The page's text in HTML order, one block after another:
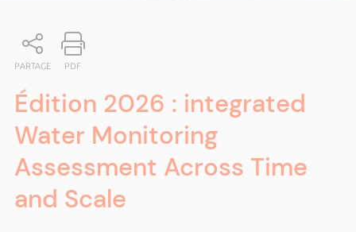
PARTAGE PDF
Édition 2026 : integrated
Water Monitoring
Assessment Across Time
and Scale